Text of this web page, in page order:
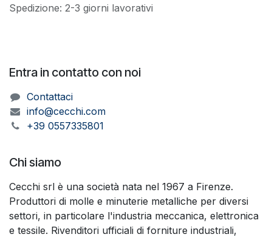
Spedizione: 2-3 giorni lavorativi
Entra in contatto con noi
Contattaci
info@cecchi.com
+39 0557335801
Chi siamo
Cecchi srl è una società nata nel 1967 a Firenze.
Produttori di molle e minuterie metalliche per diversi
settori, in particolare l'industria meccanica, elettronica
e tessile. Rivenditori ufficiali di forniture industriali,